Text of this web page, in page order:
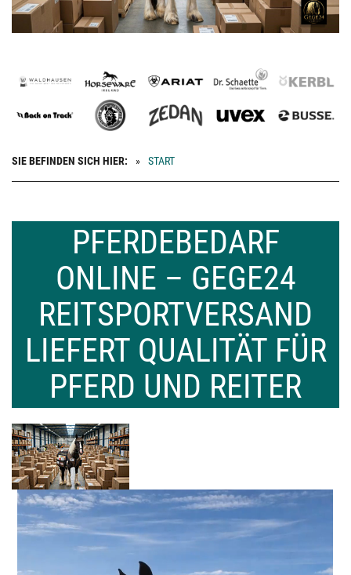
SIE BEFINDEN SICH HIER: START
PFERDEBEDARF
ONLINE – GEGE24
REITSPORTVERSAND
LIEFERT QUALITÄT FÜR
PFERD UND REITER